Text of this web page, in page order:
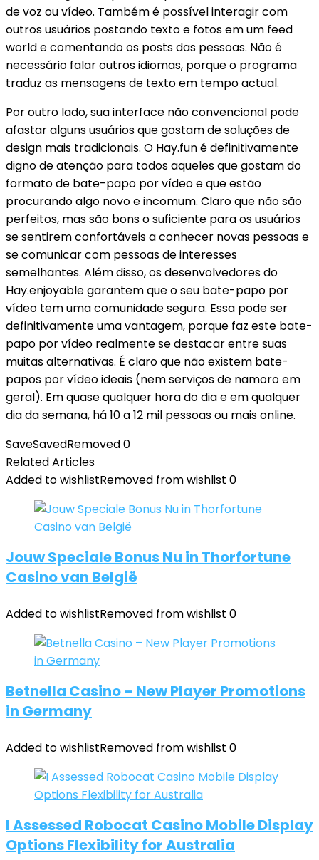
de voz ou vídeo. Também é possível interagir com
outros usuários postando texto e fotos em um feed
world e comentando os posts das pessoas. Não é
necessário falar outros idiomas, porque o programa
traduz as mensagens de texto em tempo actual.
Por outro lado, sua interface não convencional pode
afastar alguns usuários que gostam de soluções de
design mais tradicionais. O Hay.fun é definitivamente
digno de atenção para todos aqueles que gostam do
formato de bate-papo por vídeo e que estão
procurando algo novo e incomum. Claro que não são
perfeitos, mas são bons o suficiente para os usuários
se sentirem confortáveis a conhecer novas pessoas e
se comunicar com pessoas de interesses
semelhantes. Além disso, os desenvolvedores do
Hay.enjoyable garantem que o seu bate-papo por
vídeo tem uma comunidade segura. Essa pode ser
definitivamente uma vantagem, porque faz este bate-
papo por vídeo realmente se destacar entre suas
muitas alternativas. É claro que não existem bate-
papos por vídeo ideais (nem serviços de namoro em
geral). Em quase qualquer hora do dia e em qualquer
dia da semana, há 10 a 12 mil pessoas ou mais online.
SaveSavedRemoved0
Related Articles
Added to wishlistRemoved from wishlist 0
Jouw Speciale Bonus Nu in Thorfortune
Casino van België
Added to wishlistRemoved from wishlist 0
Betnella Casino – New Player Promotions
in Germany
Added to wishlistRemoved from wishlist 0
I Assessed Robocat Casino Mobile Display
Options Flexibility for Australia